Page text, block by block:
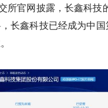
所官网披露，长鑫科技
长鑫科技已经成为中